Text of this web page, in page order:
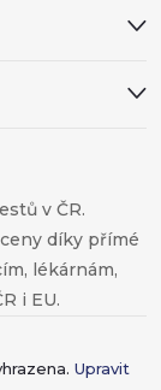
v ČR.
díky přímé
lékárnám,
i EU.
Upravit